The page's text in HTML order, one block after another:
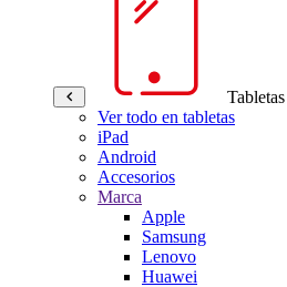
Tabletas
Ver todo en tabletas
iPad
Android
Accesorios
Marca
Apple
Samsung
Lenovo
Huawei